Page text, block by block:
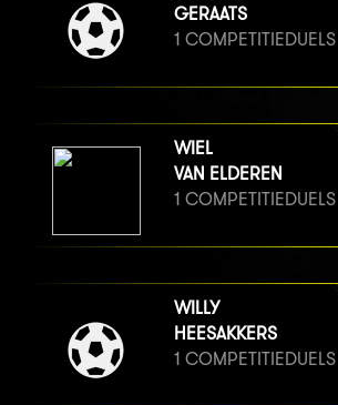
GERAATS
1 COMPETITIEDUELS
WIEL
VAN ELDEREN
1 COMPETITIEDUELS
WILLY
HEESAKKERS
1 COMPETITIEDUELS